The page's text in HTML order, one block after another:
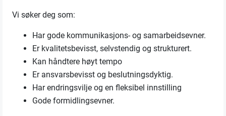
Vi søker deg som:
Har gode kommunikasjons- og samarbeidsevner.
Er kvalitetsbevisst, selvstendig og strukturert.
Kan håndtere høyt tempo
Er ansvarsbevisst og beslutningsdyktig.
Har endringsvilje og en fleksibel innstilling
Gode formidlingsevner.